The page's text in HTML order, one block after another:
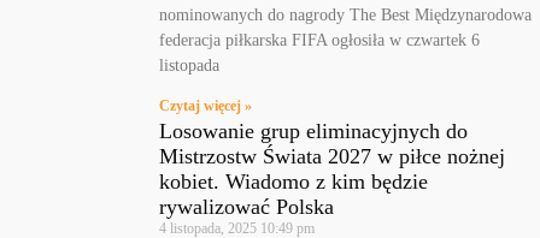
nominowanych do nagrody The Best Międzynarodowa
federacja piłkarska FIFA ogłosiła w czwartek 6
listopada
Czytaj więcej »
Losowanie grup eliminacyjnych do
Mistrzostw Świata 2027 w piłce nożnej
kobiet. Wiadomo z kim będzie
rywalizować Polska
4 listopada, 2025 10:49 pm